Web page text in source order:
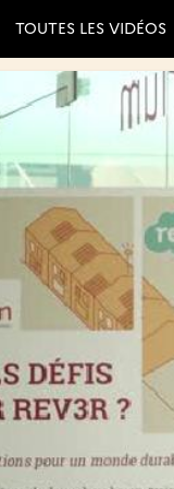
TOUTES LES VIDÉOS